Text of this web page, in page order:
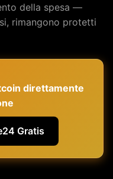
della spesa —
rimangono protetti
direttamente
Gratis